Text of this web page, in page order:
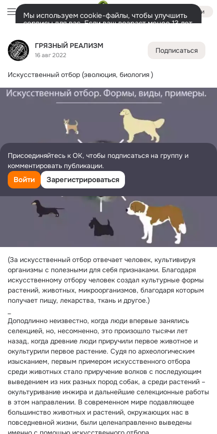
ГРЯЗНЫЙ РЕАЛИЗМ
16 авг 2022
Подписаться
Искусственный отбор (эволюция, биология )
(За искусственный отбор отвечает человек, культивируя
организмы с полезными для себя признаками. Благодаря
искусственному отбору человек создал культурные формы
растений, животных, микроорганизмов, благодаря которым
получает пищу, лекарства, ткань и другое.)
Доподлинно неизвестно, когда люди впервые занялись
селекцией, но, несомненно, это произошло тысячи лет
назад, когда древние люди приручили первое животное и
окультурили первое растение. Судя по археологическим
изысканием, первым примером искусственного отбора
среди животных стало приручение волков с последующим
выведением из них разных пород собак, а среди растений –
окультуривание инжира и дальнейшие селекционные работы
в этом направлении. В современном мире подавляющее
большинство животных и растений, окружающих нас в
повседневной жизни, были целенаправленно выведены
Войти
Мы используем cookie-файлы, чтобы улучшить
сервисы для вас. Если ваш возраст менее 13 лет,
представитель.
Разрешить все
Лента Участники 54K Ещё
Дополнительная
Присоединяйтесь к ОК, чтобы подписаться на группу и
комментировать публикации.
Войти Зарегистрироваться